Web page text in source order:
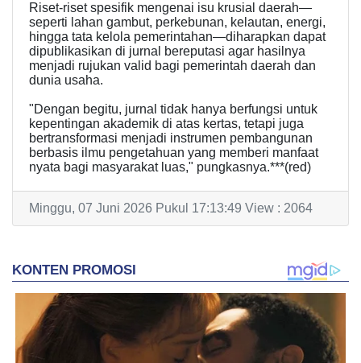
Riset-riset spesifik mengenai isu krusial daerah—
seperti lahan gambut, perkebunan, kelautan, energi,
hingga tata kelola pemerintahan—diharapkan dapat
dipublikasikan di jurnal bereputasi agar hasilnya
menjadi rujukan valid bagi pemerintah daerah dan
dunia usaha.
"Dengan begitu, jurnal tidak hanya berfungsi untuk
kepentingan akademik di atas kertas, tetapi juga
bertransformasi menjadi instrumen pembangunan
berbasis ilmu pengetahuan yang memberi manfaat
nyata bagi masyarakat luas," pungkasnya.***(red)
Minggu, 07 Juni 2026 Pukul 17:13:49 View : 2064